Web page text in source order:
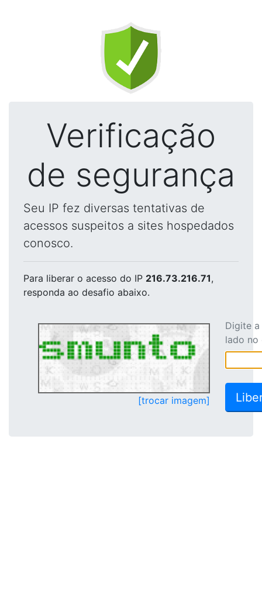
Verificação
de segurança
Seu IP fez diversas tentativas de
acessos suspeitos a sites hospedados
conosco.
Para liberar o acesso do IP 216.73.216.71,
responda ao desafio abaixo.
[trocar imagem]
Digite
lado no